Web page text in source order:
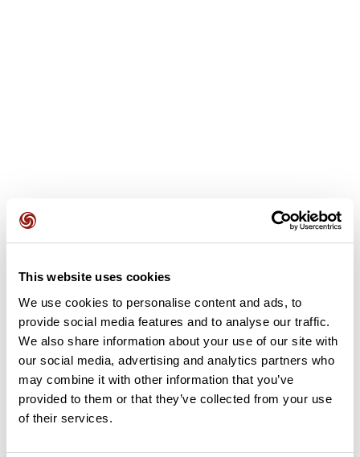
This website uses cookies
We use cookies to personalise content and ads, to
provide social media features and to analyse our traffic.
We also share information about your use of our site with
our social media, advertising and analytics partners who
may combine it with other information that you’ve
provided to them or that they’ve collected from your use
of their services.
Ajouter un avis
Découvrez ce parcours de vélo de 69,5 km à proximité de